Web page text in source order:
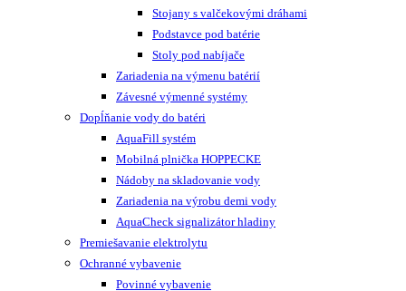
Stojany s valčekovými dráhami
Podstavce pod batérie
Stoly pod nabíjače
Zariadenia na výmenu batérií
Závesné výmenné systémy
Dopĺňanie vody do batéri
AquaFill systém
Mobilná plnička HOPPECKE
Nádoby na skladovanie vody
Zariadenia na výrobu demi vody
AquaCheck signalizátor hladiny
Premiešavanie elektrolytu
Ochranné vybavenie
Povinné vybavenie